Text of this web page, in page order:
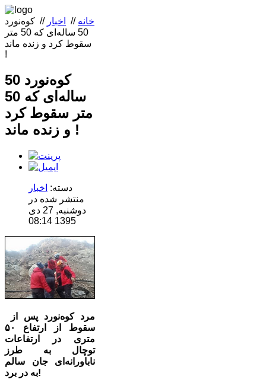
خانه // اخبار // کوه‌نورد
50 ساله‌ای که 50 متر
سقوط کرد و زنده ماند
!
کوه‌نورد 50
ساله‌ای که 50
متر سقوط کرد
و زنده ماند !
دسته: اخبار
منتشر شده در
دوشنبه, 27 دی
1395 08:14
سقوط از ارتفاع ۵۰
متری در ارتفاعات
توچال به طرز
ناباورانه‌ای جان سالم
به در برد!